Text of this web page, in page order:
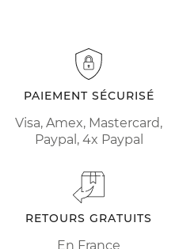
PAIEMENT SÉCURISÉ
Visa, Amex, Mastercard,
Paypal, 4x Paypal
RETOURS GRATUITS
En France